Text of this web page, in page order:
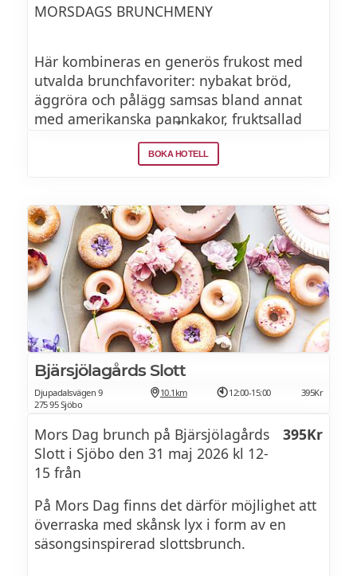
MORSDAGS BRUNCHMENY
Här kombineras en generös frukost med
utvalda brunchfavoriter: nybakat bröd,
äggröra och pålägg samsas bland annat
med amerikanska pannkakor, fruktsallad
med vispad grädde, bagels och
pinsabianco di tartufo och mycket mycket
Brunchen kan med fördel avnjutas
tillsammans med noggrant utvalda, lyxiga
cocktails. Välj bland flera klassiska
varianter så som French 75, Bellini eller
Mimosa och låt brunchen bli en stund att
verkligen njuta av.
BOKA HOTELL
Bjärsjölagårds Slott
Djupadalsvägen 9
275 95 Sjöbo
10.1km 12:00-15:00 395Kr
Mors Dag brunch på Bjärsjölagårds
Slott i Sjöbo den 31 maj 2026 kl 12-
15 från
395Kr
På Mors Dag finns det därför möjlighet att
överraska med skånsk lyx i form av en
säsongsinspirerad slottsbrunch.